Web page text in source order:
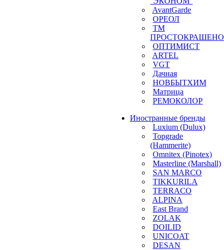
AvantGarde
ОРЕОЛ
ТМ
ПРОСТОКРАШЕНО
ОПТИМИСТ
ARTEL
VGT
Дачная
НОВБЫТХИМ
Матрица
РЕМОКОЛОР
Иностранные бренды
Luxium (Dulux)
Topgrade
(Hammerite)
Omnitex (Pinotex)
Masterline (Marshall)
SAN MARCO
TIKKURILA
TERRACO
ALPINA
East Brand
ZOLAK
DOILID
UNICOAT
DESAN